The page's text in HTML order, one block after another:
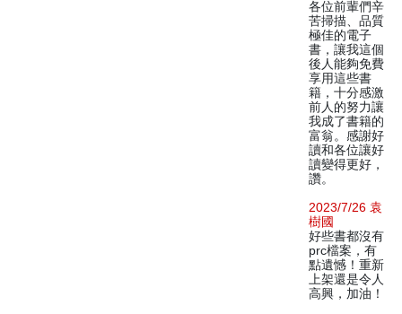
各位前輩們辛
苦掃描、品質
極佳的電子
書，讓我這個
後人能夠免費
享用這些書
籍，十分感激
前人的努力讓
我成了書籍的
富翁。感謝好
讀和各位讓好
讀變得更好，
讚。
2023/7/26 袁
樹國
好些書都沒有
prc檔案，有
點遺憾！重新
上架還是令人
高興，加油！